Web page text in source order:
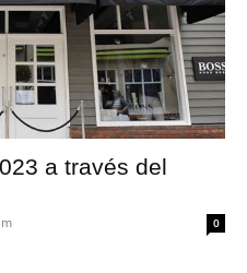
a través del
0